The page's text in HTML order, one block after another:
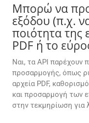
Μπορώ να
εξόδου (π.χ.
ποιότητα της
PDF ή το
Ναι, τα API παρέχουν
προσαρμογής, όπως
αρχεία PDF,
και προσαρμογή των
στην τεκμηρίωση για